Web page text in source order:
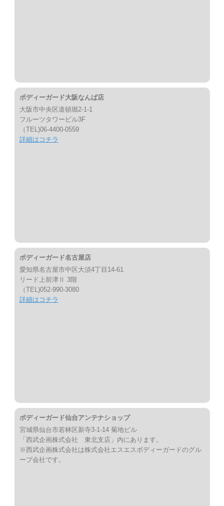
ボディーガード大阪なんば店
大阪市中央区道頓堀2-1-1
フルーツタワービル3F
（TEL)06-4400-0559
詳細はコチラ
ボディーガード名古屋店
愛知県名古屋市中区大須4丁目14-61
リード上前津Ⅱ 3階
（TEL)052-990-3080
詳細はコチラ
ボディーガード仙台アンテナショップ
宮城県仙台市若林区新寺3-1-14 菊地ビル
「西武企画株式会社 東北支店」内にあります。
※西武企画株式会社は株式会社エスエスボディーガードのグル
ープ会社です。